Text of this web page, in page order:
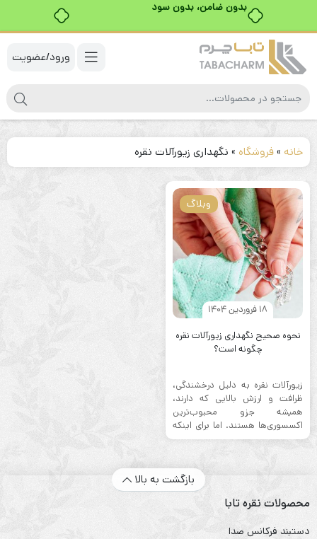
بدون ضامن، بدون سود
ورود/عضویت
خانه »فروشگاه » نگهداری زیورآلات نقره
وبلاگ
18 فروردین 1404
نحوه صحیح نگهداری زیورآلات نقره
چگونه است؟
زیورآلات نقره‌ به دلیل درخشندگی،
ظرافت و ارزش بالایی که دارند،
همیشه جزو محبوب‌ترین
اکسسوری‌ها هستند. اما برای اینکه
این ...
بازگشت به بالا
محصولات نقره تابا
دستبند فرکانس صدا